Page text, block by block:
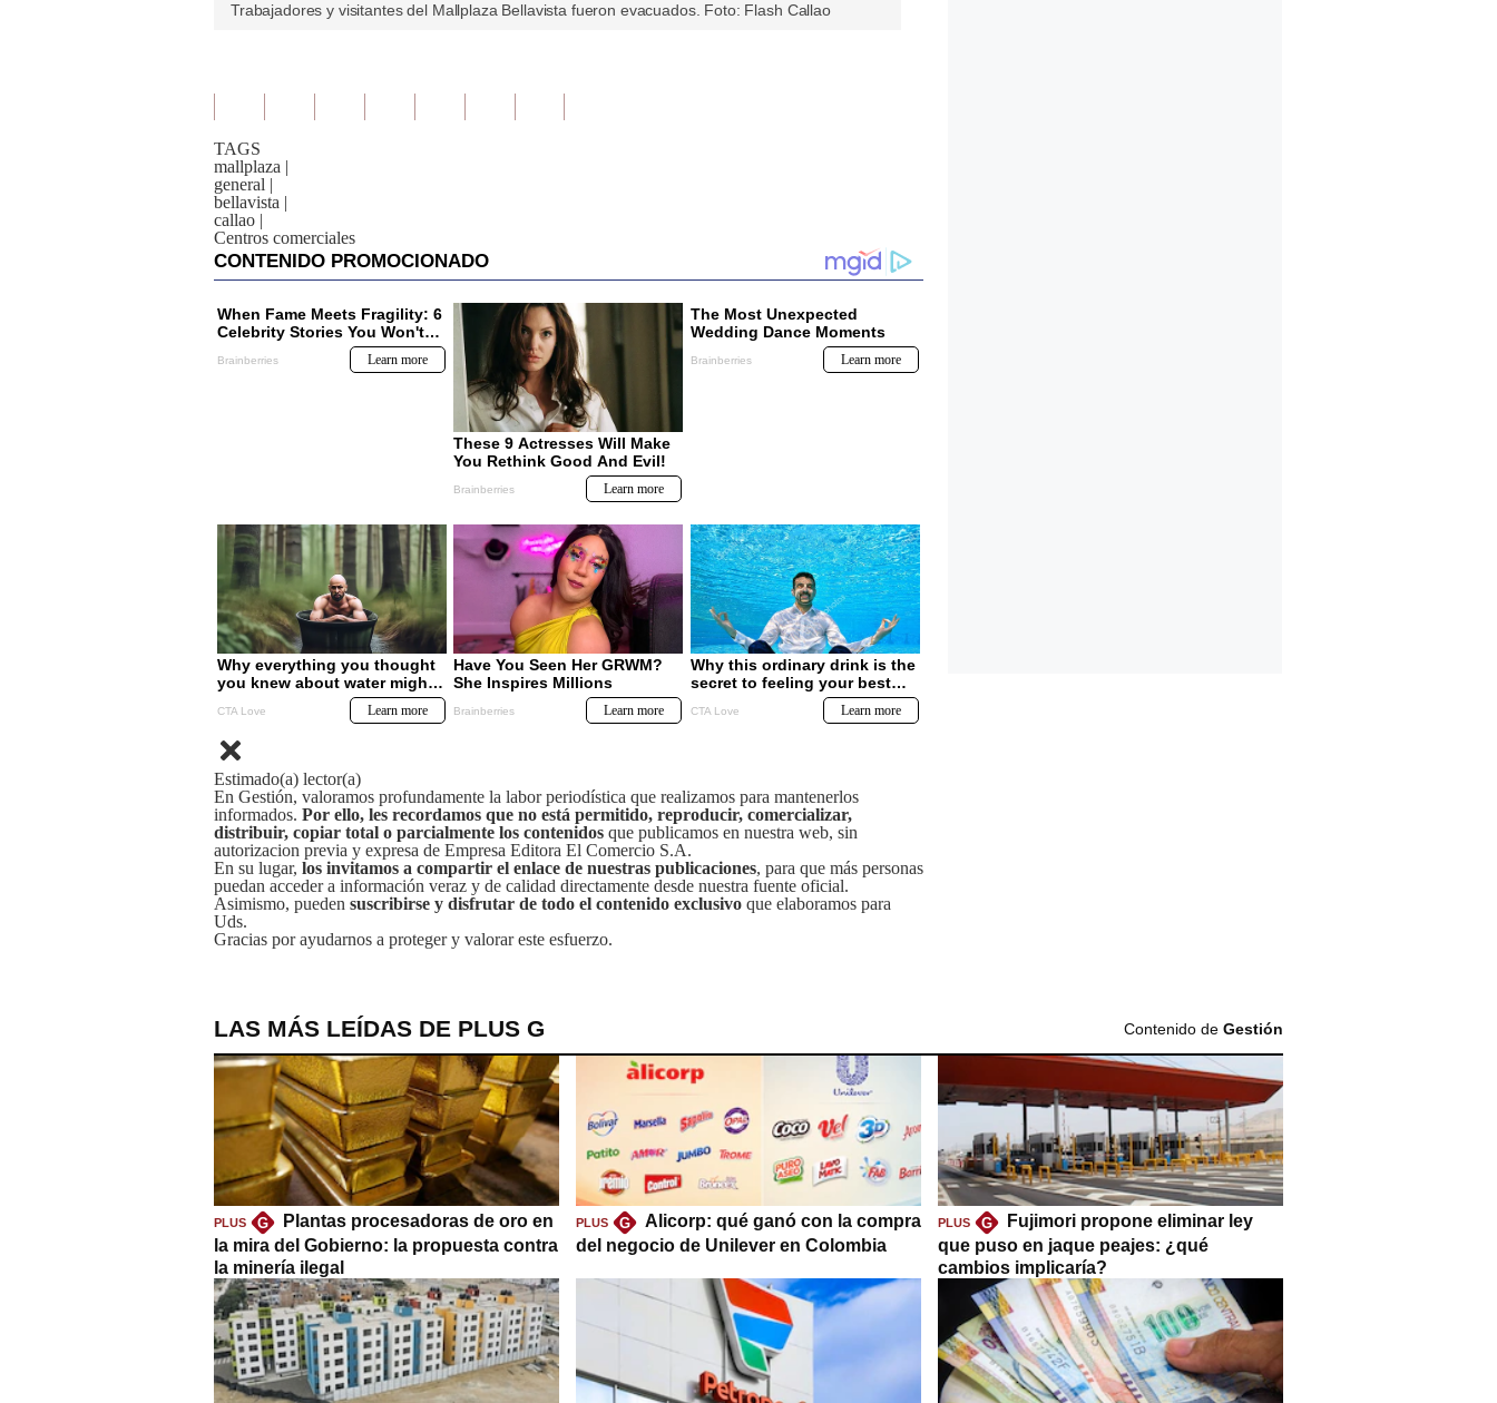
Trabajadores y visitantes del Mallplaza Bellavista fueron evacuados. Foto: Flash Callao
TAGS
mallplaza |
general |
bellavista |
callao |
Centros comerciales
Estimado(a) lector(a)
En Gestión, valoramos profundamente la labor periodística que realizamos para mantenerlos
informados. Por ello, les recordamos que no está permitido, reproducir, comercializar,
distribuir, copiar total o parcialmente los contenidos que publicamos en nuestra web, sin
autorizacion previa y expresa de Empresa Editora El Comercio S.A.
En su lugar, los invitamos a compartir el enlace de nuestras publicaciones, para que más personas
puedan acceder a información veraz y de calidad directamente desde nuestra fuente oficial.
Asimismo, pueden suscribirse y disfrutar de todo el contenido exclusivo que elaboramos para
Uds.
Gracias por ayudarnos a proteger y valorar este esfuerzo.
LAS MÁS LEÍDAS DE PLUS G Contenido de Gestión
PLUS G
Plantas procesadoras de oro en
la mira del Gobierno: la propuesta contra
la minería ilegal
PLUS G
Alicorp: qué ganó con la compra
del negocio de Unilever en Colombia
PLUS G
Fujimori propone eliminar ley
que puso en jaque peajes: ¿qué
cambios implicaría?